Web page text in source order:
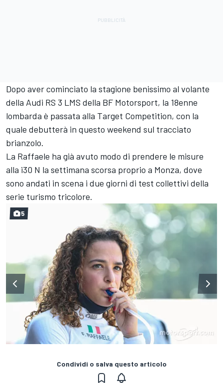
Dopo aver cominciato la stagione benissimo al volante
della Audi RS 3 LMS della BF Motorsport, la 18enne
lombarda è passata alla Target Competition, con la
quale debutterà in questo weekend sul tracciato
brianzolo.
La Raffaele ha già avuto modo di prendere le misure
alla i30 N la settimana scorsa proprio a Monza, dove
sono andati in scena i due giorni di test collettivi della
serie turismo tricolore.
5
Condividi o salva questo articolo